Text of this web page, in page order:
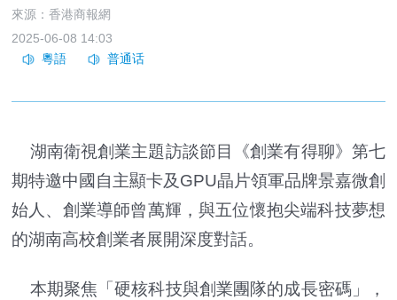
來源：香港商報網
2025-06-08 14:03
湖南衛視創業主題訪談節目《創業有得聊》第七
期特邀中國自主顯卡及GPU晶片領軍品牌景嘉微創
始人、創業導師曾萬輝，與五位懷抱尖端科技夢想
的湖南高校創業者展開深度對話。
本期聚焦「硬核科技與創業團隊的成長密碼」，